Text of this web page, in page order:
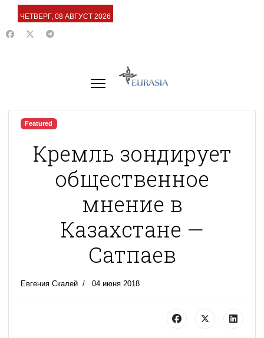
ЧЕТВЕРГ, 08 АВГУСТ 2026
Featured
Кремль зондирует
общественное
мнение в
Казахстане —
Сатпаев
Евгения Скалей 04 июня 2018